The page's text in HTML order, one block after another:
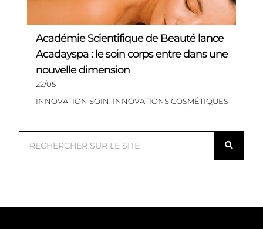
Académie Scientifique de Beauté lance
Acadayspa : le soin corps entre dans une
nouvelle dimension
22/05
INNOVATION SOIN INNOVATIONS COSMÉTIQUES